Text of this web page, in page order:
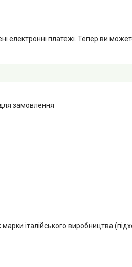
електронні платежі. Тепер ви
замовлення
італійського виробництва